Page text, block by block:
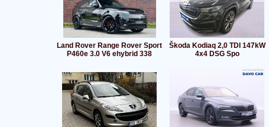
Land Rover Range Rover Sport
P460e 3.0 V6 ehybrid 338
Škoda Kodiaq 2,0 TDI 147kW
4x4 DSG Spo